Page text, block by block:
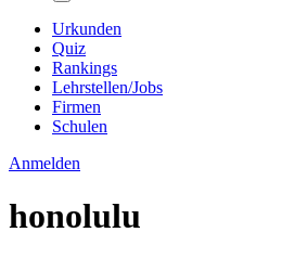
Urkunden
Quiz
Rankings
Lehrstellen/Jobs
Firmen
Schulen
Anmelden
honolulu